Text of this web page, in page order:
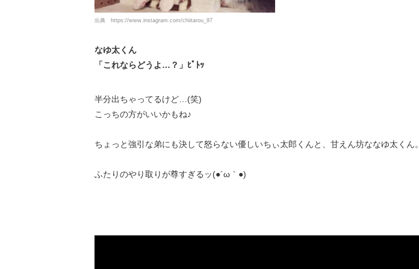
出典 https://www.instagram.com/chiitarou_97
なゆ太くん
「これならどうよ…？」ﾋﾟﾄｯ
半分出ちゃってるけど…(笑)
こっちの方がいいかもね♪
ちょっと強引な弟にも決して怒らない優しいちぃ太郎くんと、甘えん坊ななゆ太くん。
ふたりのやり取りが尊すぎるッ(●´ω｀●)